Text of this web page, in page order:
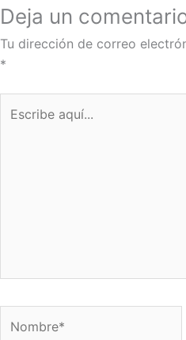
Deja un
Tu dirección de correo
*
aquí...